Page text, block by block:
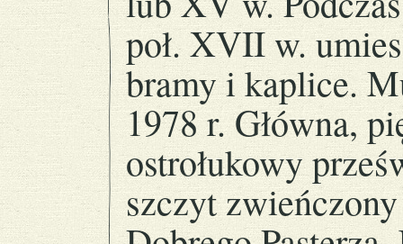
poł. XVII w.
bramy i kaplice.
1978 r. Główna,
ostrołukowy
szczyt